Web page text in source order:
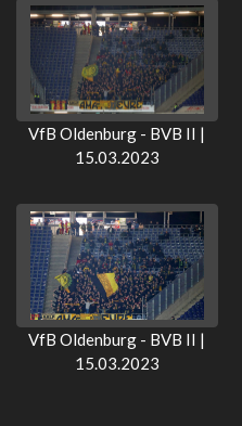
VfB Oldenburg - BVB II |
15.03.2023
VfB Oldenburg - BVB II |
15.03.2023